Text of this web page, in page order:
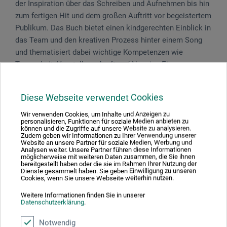
Diese Webseite verwendet Cookies
Wir verwenden Cookies, um Inhalte und Anzeigen zu
personalisieren, Funktionen für soziale Medien anbieten zu
können und die Zugriffe auf unsere Website zu analysieren.
Zudem geben wir Informationen zu Ihrer Verwendung unserer
Website an unsere Partner für soziale Medien, Werbung und
Analysen weiter. Unsere Partner führen diese Informationen
möglicherweise mit weiteren Daten zusammen, die Sie ihnen
bereitgestellt haben oder die sie im Rahmen Ihrer Nutzung der
Dienste gesammelt haben. Sie geben Einwilligung zu unseren
Cookies, wenn Sie unsere Webseite weiterhin nutzen.
Weitere Informationen finden Sie in unserer
Datenschutzerklärung.
Notwendig
der Inspiration über das Schreiben und Aufnehmen bis hin
zum fertigen Hit und dem großen Auftritt vor begeistertem
Publikum. Das Buch bietet einen kindgerechten Einblick in
das Team und den kreativen Prozess hinter einem Song
und thematisiert dabei wichtige Kompetenzen wie
Teamarbeit, Vorstellungskraft und Neugier. Ein
Schaffen.
40 S., durchg. illustr., ca. 22 x 27 cm, geb., dt., Hatje Cantz
2026
Produktbewertungen (0)
Schreiben Sie die erste Bewertung zu diesem Produkt